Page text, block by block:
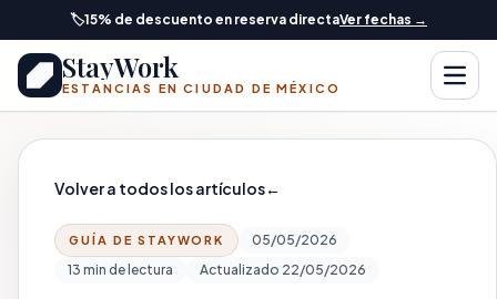
Saltar al contenido principal
🏷️15% de descuento en reserva directaVer fechas →
StayWork
ESTANCIAS EN CIUDAD DE MÉXICO Abrir
Volver a todos los artículos←
GUÍA DE STAYWORK
05/05/2026
13 min de lectura
Actualizado 22/05/2026